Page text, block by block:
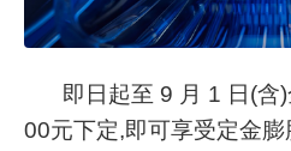
即日起至 9 月 1 日(含
00元下定,即可享受定金膨